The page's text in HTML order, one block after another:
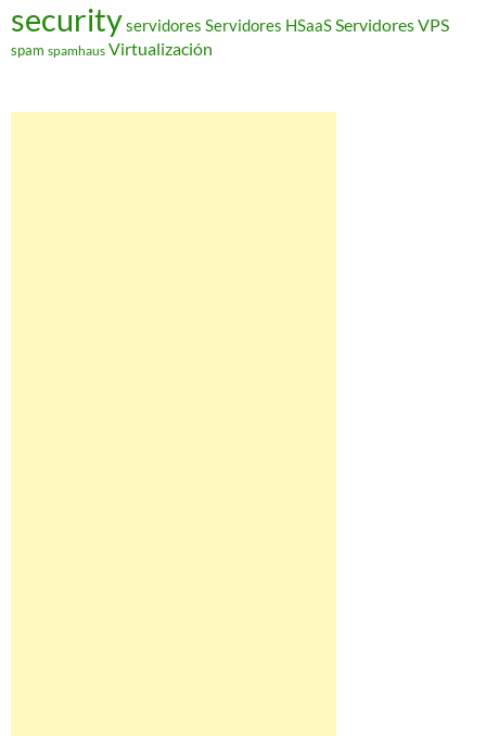
securityservidores Servidores HSaaSServidores VPS
spam spamhaus Virtualización